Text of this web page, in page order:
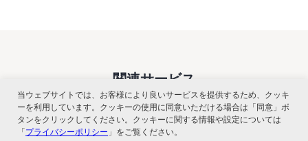
関連サービス
当ウェブサイトでは、お客様により良いサービスを提供するため、クッキ
ーを利用しています。クッキーの使用に同意いただける場合は「同意」ボ
タンをクリックしてください。クッキーに関する情報や設定については
「プライバシーポリシー 」をご覧ください。